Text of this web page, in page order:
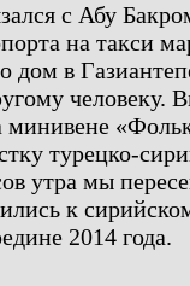
с Абу
на такси
дом в
человеку.
турецко-
утра мы
к
2014 года.